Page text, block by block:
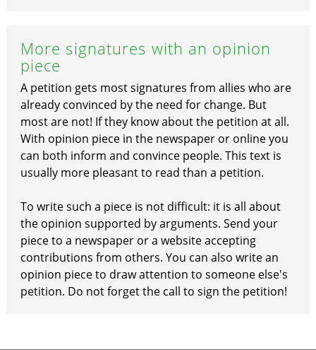
More signatures with an opinion
piece
A petition gets most signatures from allies who are
already convinced by the need for change. But
most are not! If they know about the petition at all.
With opinion piece in the newspaper or online you
can both inform and convince people. This text is
usually more pleasant to read than a petition.
To write such a piece is not difficult: it is all about
the opinion supported by arguments. Send your
piece to a newspaper or a website accepting
contributions from others. You can also write an
opinion piece to draw attention to someone else's
petition. Do not forget the call to sign the petition!